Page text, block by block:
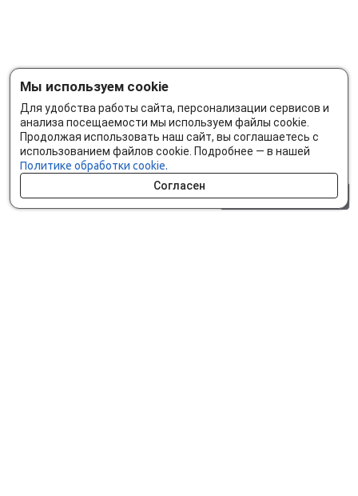
Мы используем cookie
Для удобства работы сайта, персонализации сервисов и
анализа посещаемости мы используем файлы cookie.
Продолжая использовать наш сайт, вы соглашаетесь с
использованием файлов cookie. Подробнее — в нашей
Политике обработки cookie.
Согласен